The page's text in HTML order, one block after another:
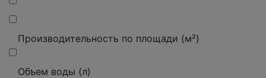
Производительность по площади (м²)
Объем воды (л)